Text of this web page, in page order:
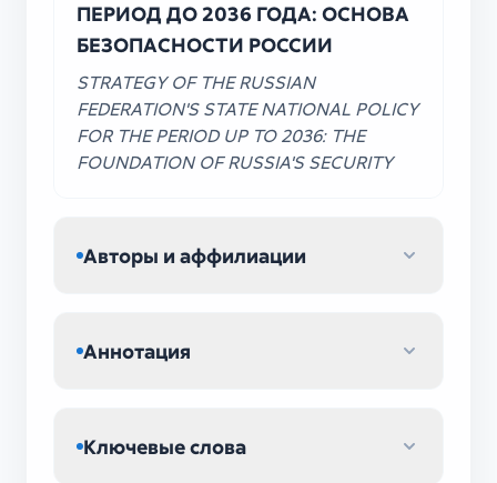
ПЕРИОД ДО 2036 ГОДА: ОСНОВА
БЕЗОПАСНОСТИ РОССИИ
STRATEGY OF THE RUSSIAN
FEDERATION'S STATE NATIONAL POLICY
FOR THE PERIOD UP TO 2036: THE
FOUNDATION OF RUSSIA'S SECURITY
Авторы и аффилиации
Аннотация
Ключевые слова